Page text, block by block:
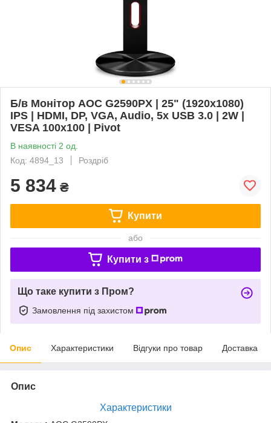
Б/в Монітор AOC G2590PX | 25" (1920x1080)
IPS | HDMI, DP, VGA, Audio, 5x USB 3.0 | 2W |
VESA 100x100 | Pivot
В наявності 2 од.
Код: 4894_13
Роздріб
5 834 ₴
Купити
або
Купити з
Що таке купити з Пром?
Замовлення під захистом
Опис Характеристики Відгуки про товар Доставка
Опис
Характеристики